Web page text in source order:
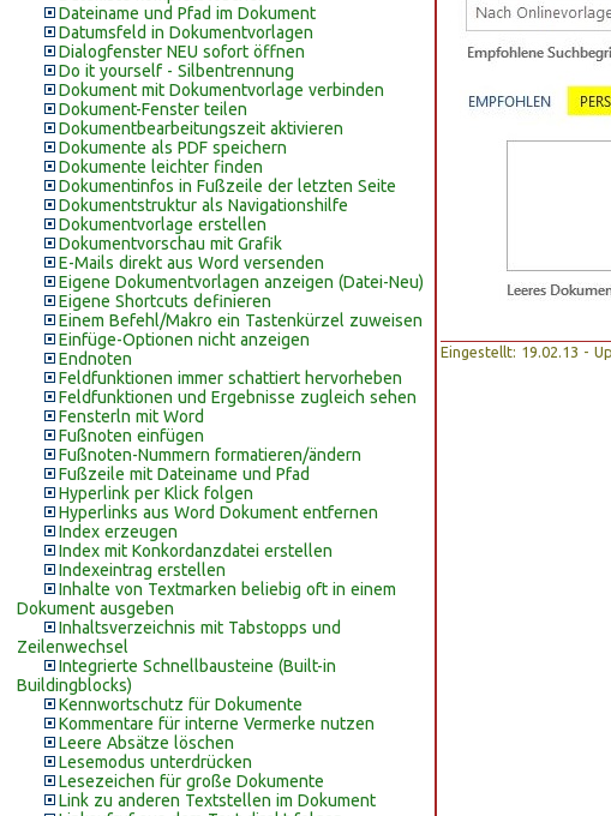
Dateiname und Pfad im Dokument
Datumsfeld in Dokumentvorlagen
Dialogfenster NEU sofort öffnen
Do it yourself - Silbentrennung
Dokument mit Dokumentvorlage verbinden
Dokument-Fenster teilen
Dokumentbearbeitungszeit aktivieren
Dokumente als PDF speichern
Dokumente leichter finden
Dokumentinfos in Fußzeile der letzten Seite
Dokumentstruktur als Navigationshilfe
Dokumentvorlage erstellen
Dokumentvorschau mit Grafik
E-Mails direkt aus Word versenden
Eigene Dokumentvorlagen anzeigen (Datei-Neu)
Eigene Shortcuts definieren
Einem Befehl/Makro ein Tastenkürzel zuweisen
Einfüge-Optionen nicht anzeigen
Endnoten
Feldfunktionen immer schattiert hervorheben
Feldfunktionen und Ergebnisse zugleich sehen
Fensterln mit Word
Fußnoten einfügen
Fußnoten-Nummern formatieren/ändern
Fußzeile mit Dateiname und Pfad
Hyperlink per Klick folgen
Hyperlinks aus Word Dokument entfernen
Index erzeugen
Index mit Konkordanzdatei erstellen
Indexeintrag erstellen
Inhalte von Textmarken beliebig oft in einem
Dokument ausgeben
Inhaltsverzeichnis mit Tabstopps und
Zeilenwechsel
Integrierte Schnellbausteine (Built-in
Buildingblocks)
Kennwortschutz für Dokumente
Kommentare für interne Vermerke nutzen
Leere Absätze löschen
Lesemodus unterdrücken
Lesezeichen für große Dokumente
Link zu anderen Textstellen im Dokument
Eingestellt: 19.02.13 -